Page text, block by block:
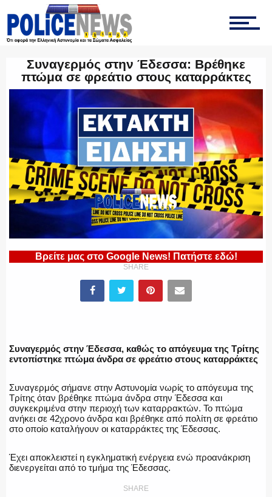
ΤΡΟΧΑΙΑ
ΟΠΚΕ
ΟΜΑΔΑ “Ζ”
ΠΥΡΟΣΒΕΣΤΙΚΗ
ΛΙΜΕΝΙΚΟ
Συναγερμός στην Έδεσσα: Βρέθηκε
πτώμα σε φρεάτιο στους καταρράκτες
Βρείτε μας στο Google News! Πατήστε εδώ!
SHARE
Συναγερμός στην Έδεσσα, καθώς το απόγευμα της Τρίτης
εντοπίστηκε πτώμα άνδρα σε φρεάτιο στους καταρράκτες
Συναγερμός σήμανε στην Αστυνομία νωρίς το απόγευμα της
Τρίτης όταν βρέθηκε πτώμα άνδρα στην Έδεσσα και
συγκεκριμένα στην περιοχή των καταρρακτών. Το πτώμα
ανήκει σε 42χρονο άνδρα και βρέθηκε από πολίτη σε φρεάτιο
στο οποίο καταλήγουν οι καταρράκτες της Έδεσσας.
Έχει αποκλειστεί η εγκληματική ενέργεια ενώ προανάκριση
διενεργείται από το τμήμα της Έδεσσας.
SHARE